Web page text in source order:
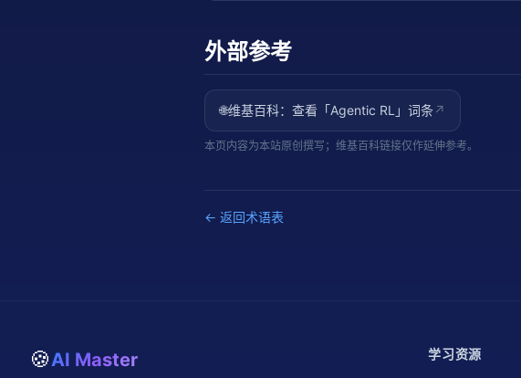
外部参考
🌐维基百科：查看「Agentic RL 」词条↗
本页内容为本站原创撰写；维基百科链接仅作延伸参考。
← 返回术语表
🍪AI Master 学习资源